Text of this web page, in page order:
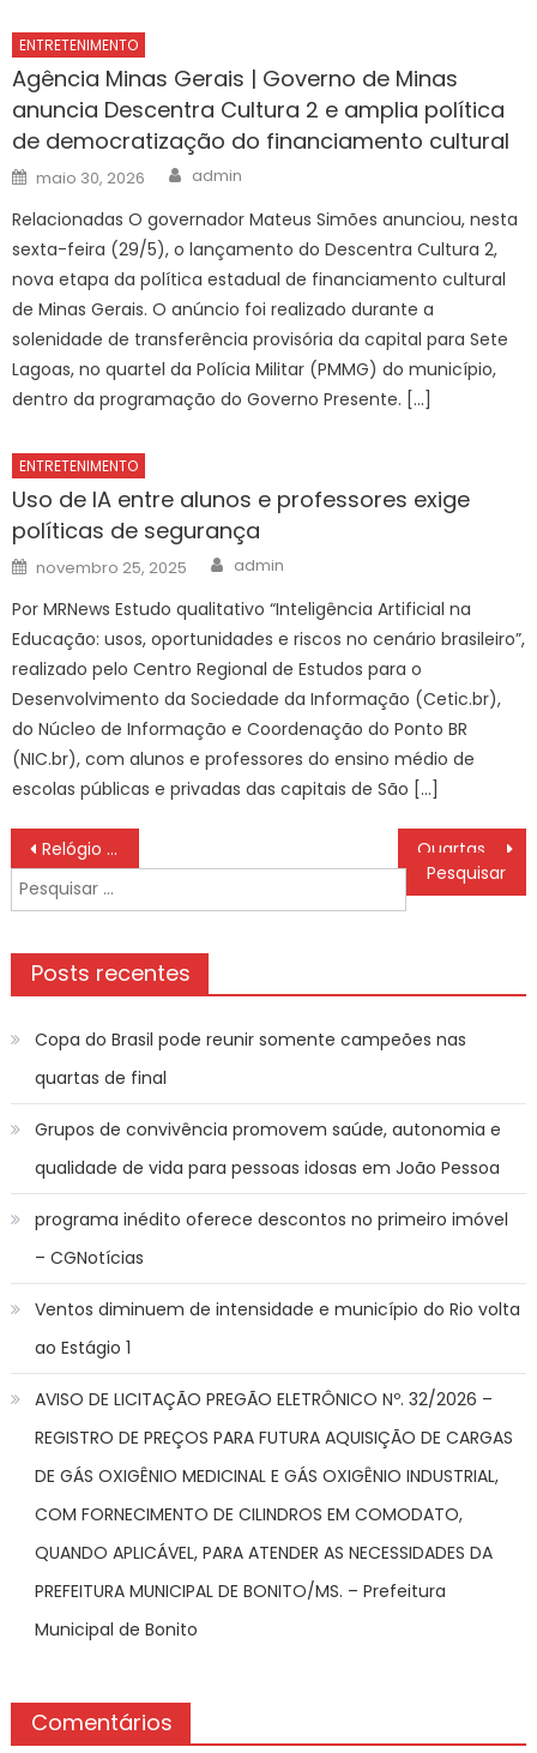
ENTRETENIMENTO
Agência Minas Gerais | Governo de Minas
anuncia Descentra Cultura 2 e amplia política
de democratização do financiamento cultural
Posted
on
maio 30, 2026 Author
admin
Relacionadas O governador Mateus Simões anunciou, nesta
sexta-feira (29/5), o lançamento do Descentra Cultura 2,
nova etapa da política estadual de financiamento cultural
de Minas Gerais. O anúncio foi realizado durante a
solenidade de transferência provisória da capital para Sete
Lagoas, no quartel da Polícia Militar (PMMG) do município,
dentro da programação do Governo Presente. […]
ENTRETENIMENTO
Uso de IA entre alunos e professores exige
políticas de segurança
Posted
on
novembro 25, 2025 Author
admin
Por MRNews Estudo qualitativo “Inteligência Artificial na
Educação: usos, oportunidades e riscos no cenário brasileiro”,
realizado pelo Centro Regional de Estudos para o
Desenvolvimento da Sociedade da Informação (Cetic.br),
do Núcleo de Informação e Coordenação do Ponto BR
(NIC.br), com alunos e professores do ensino médio de
escolas públicas e privadas das capitais de São […]
Navegação
de
Post
Relógio de luxo de Antonela Roccuzzo chama atenção durante comemoração da Copa
Pesquisar
por:
Posts recentes
Copa do Brasil pode reunir somente campeões nas
quartas de final
Grupos de convivência promovem saúde, autonomia e
qualidade de vida para pessoas idosas em João Pessoa
programa inédito oferece descontos no primeiro imóvel
– CGNotícias
Ventos diminuem de intensidade e município do Rio volta
ao Estágio 1
AVISO DE LICITAÇÃO PREGÃO ELETRÔNICO Nº. 32/2026 –
REGISTRO DE PREÇOS PARA FUTURA AQUISIÇÃO DE CARGAS
DE GÁS OXIGÊNIO MEDICINAL E GÁS OXIGÊNIO INDUSTRIAL,
COM FORNECIMENTO DE CILINDROS EM COMODATO,
QUANDO APLICÁVEL, PARA ATENDER AS NECESSIDADES DA
PREFEITURA MUNICIPAL DE BONITO/MS. – Prefeitura
Municipal de Bonito
Comentários